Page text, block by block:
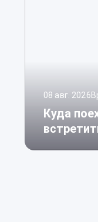
08 авг. 2026
Куда